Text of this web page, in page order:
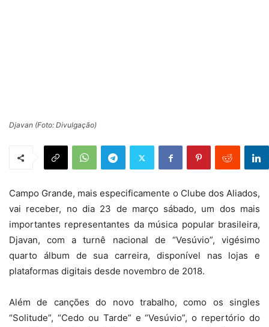
Djavan (Foto: Divulgação)
Campo Grande, mais especificamente o Clube dos Aliados,
vai receber, no dia 23 de março sábado, um dos mais
importantes representantes da música popular brasileira,
Djavan, com a turnê nacional de “Vesúvio”, vigésimo
quarto álbum de sua carreira, disponível nas lojas e
plataformas digitais desde novembro de 2018.
Além de canções do novo trabalho, como os singles
“Solitude”, “Cedo ou Tarde” e “Vesúvio”, o repertório do